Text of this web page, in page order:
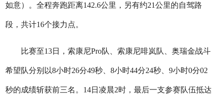
如意）。全程奔跑距离142.6公里，另有约21公里的自驾路
段，共计16个接力点。
比赛至13日，索康尼Pro队、索康尼啡岚队、奥瑞金战斗
希望队分别以8小时26分49秒、8小时44分24秒、9小时0分02
秒的成绩斩获前三名。14日凌晨2时，最后一支参赛队伍抵达